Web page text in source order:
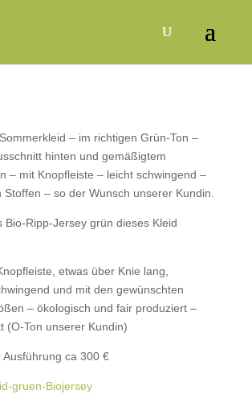
– im richtigen Grün-Ton –
hinten und gemäßigtem
– mit Knopfleiste – leicht schwingend –
– so der Wunsch unserer Kundin.
Bio-Ripp-Jersey grün dieses Kleid
etwas über Knie lang,
und mit den gewünschten
– ökologisch und fair produziert –
(O-Ton unserer Kundin)
Ausführung ca 300 €